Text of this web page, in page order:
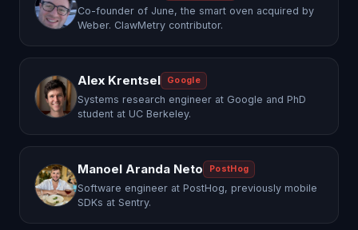
Co-founder of June, the smart oven acquired by
Weber. ClawMetry contributor.
Alex Krentsel Google
Systems research engineer at Google and PhD
student at UC Berkeley.
Manoel Aranda Neto PostHog
Software engineer at PostHog, previously mobile
SDKs at Sentry.